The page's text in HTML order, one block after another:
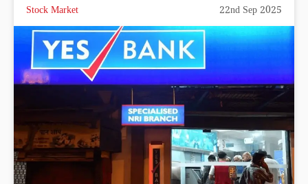
Stock Market 22nd Sep 2025